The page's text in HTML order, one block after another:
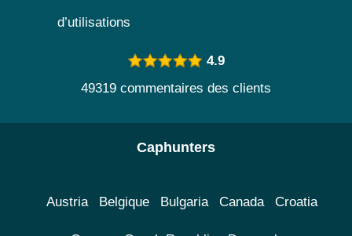
d’utilisations
4.9
49319 commentaires des clients
Caphunters
Austria Belgique Bulgaria Canada Croatia